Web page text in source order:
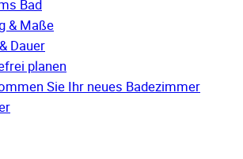
Bad
& Maße
Dauer
planen
Sie Ihr neues Badezimmer